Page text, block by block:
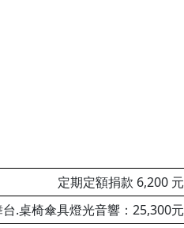
定期定額捐款 6,200 元
.桌椅傘具燈光音響：25,300元